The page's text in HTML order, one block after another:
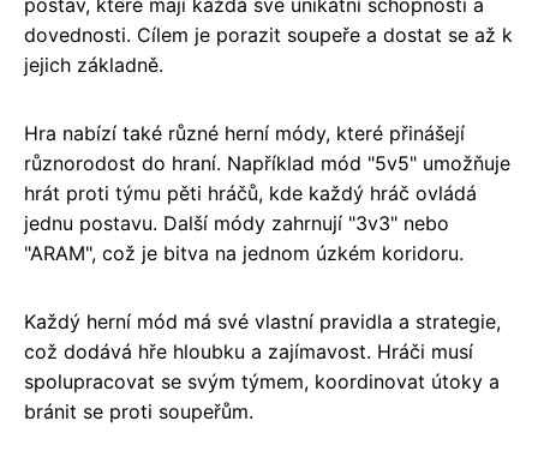
dovednosti. Cílem je porazit soupeře a dostat se až k
jejich základně.
Hra nabízí také různé herní módy, které přinášejí
různorodost do hraní. Například mód "5v5" umožňuje
hrát proti týmu pěti hráčů, kde každý hráč ovládá
jednu postavu. Další módy zahrnují "3v3" nebo
"ARAM", což je bitva na jednom úzkém koridoru.
Každý herní mód má své vlastní pravidla a strategie,
což dodává hře hloubku a zajímavost. Hráči musí
spolupracovat se svým týmem, koordinovat útoky a
bránit se proti soupeřům.